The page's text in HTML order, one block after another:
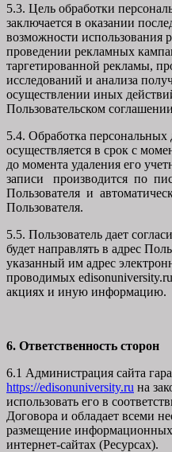
5.3. Цель обработки
заключается в оказании
возможности использования
проведении рекламных
таргетированной рекламы,
исследований и анализа
осуществлении иных
Пользовательском
5.4. Обработка персональных
осуществляется в срок с
до момента удаления его
записи производится по
Пользователя и
Пользователя.
5.5. Пользователь дает
будет направлять в адрес
указанный им адрес
проводимых
акциях и иную информацию.
6. Ответственность сторон
6.1 Администрация сайта
https://edisonuniversity.ru на
использовать его в
Договора и обладает всеми
размещение
интернет-сайтах (Ресурсах).